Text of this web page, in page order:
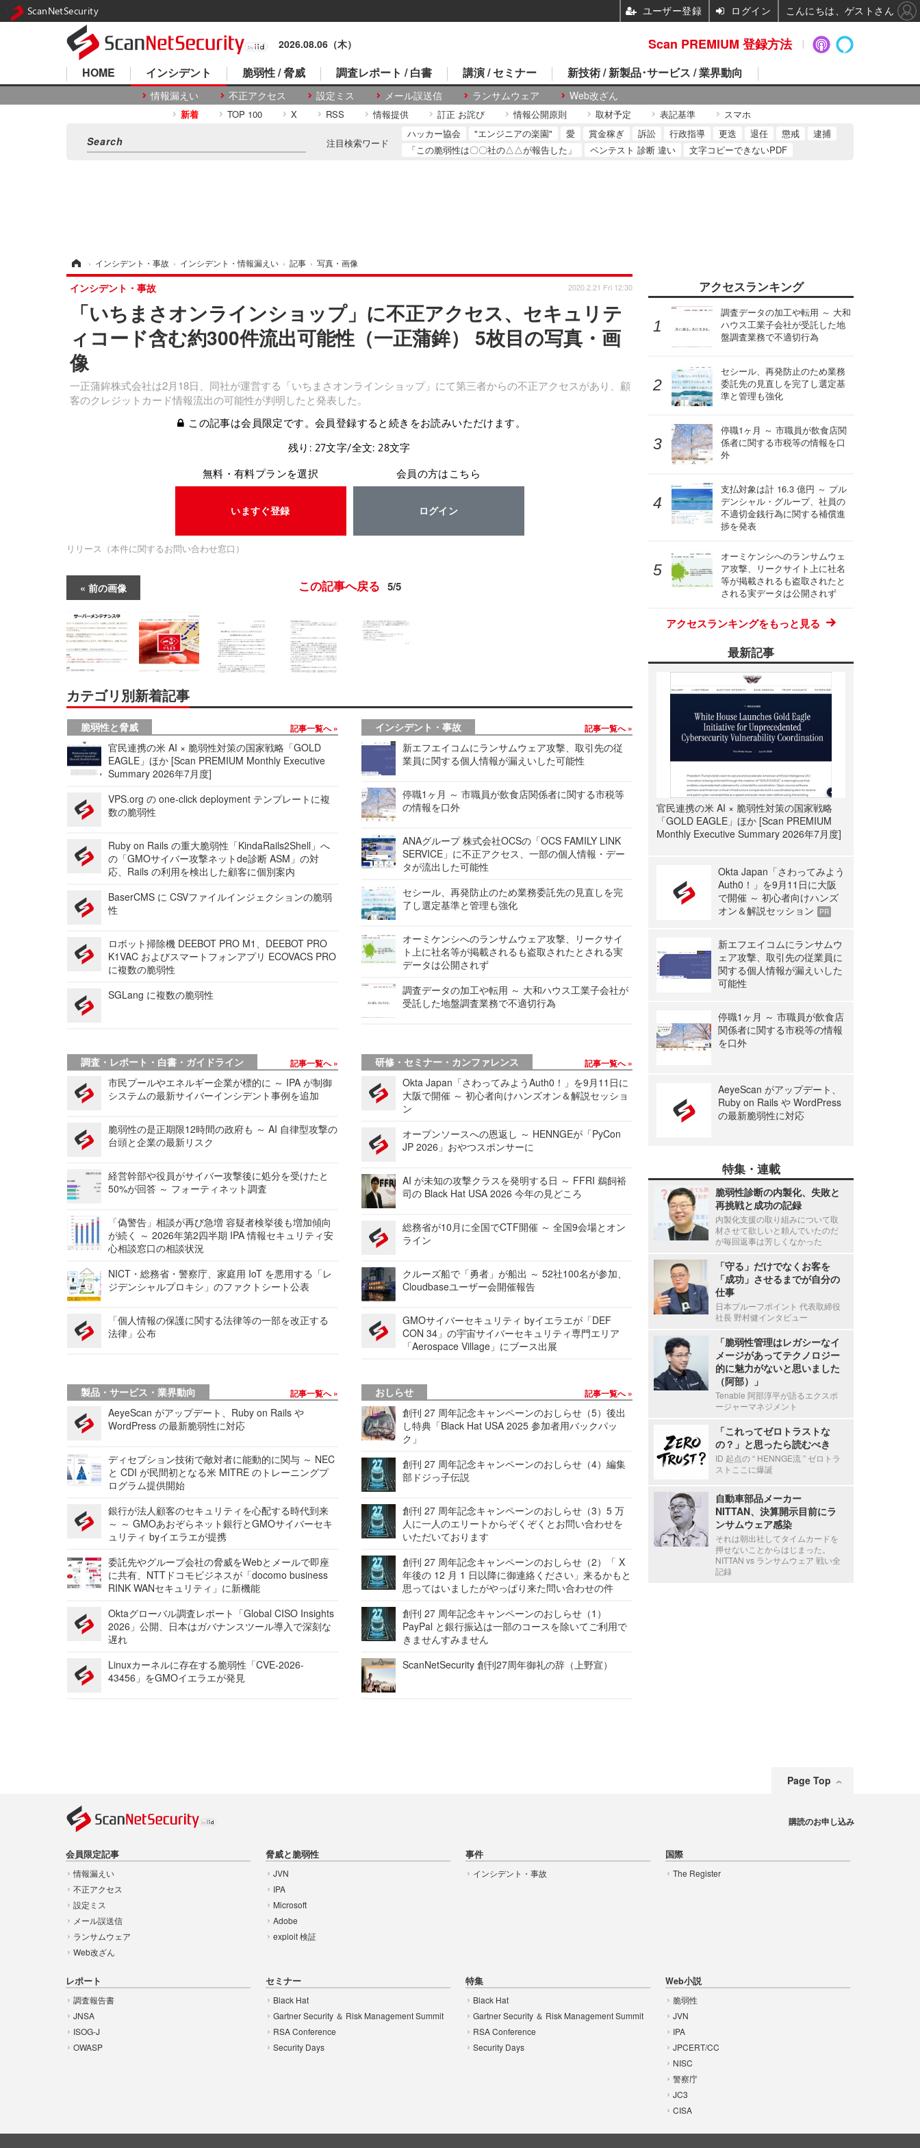
2026.08.06（木）
HOME インシデント
情報漏えい 不正アクセス 設定ミス メール誤送信 ランサムウェア Web改ざん
脆弱性 / 脅威 調査レポート / 白書 講演 / セミナー 新技術 / 新製品･サービス / 業界動向
新着 TOP 100 X RSS 情報提供 訂正 お詫び 情報公開原則 取材予定 表記基準 スマホ
注目検索ワード
ハッカー協会 "エンジニアの楽園" 愛 賞金稼ぎ 訴訟 行政指導 更迭 退任 懲戒
逮捕
「この脆弱性は〇〇社の△△が報告した」
ペンテスト 診断 違い 文字コピーできないPDF
› インシデント・事故 › インシデント・情報漏えい › 記事 › 写真・画像
「いちまさオンラインショップ」に不正アクセス、セキュリテ
ィコード含む約300件流出可能性（一正蒲鉾） 5枚目の写真・画
像
一正蒲鉾株式会社は2月18日、同社が運営する「いちまさオンラインショップ」にて第三者からの不正アクセスがあり、顧
客のクレジットカード情報流出の可能性が判明したと発表した。
インシデント・事故 2020.2.21 Fri 12:30
この記事は会員限定です。会員登録すると続きをお読みいただけます。
残り: 27文字/全文: 28文字
無料・有料プランを選択
いますぐ登録
会員の方はこちら
ログイン
リリース（本件に関するお問い合わせ窓口）
前の画像 この記事へ戻る 5/5
カテゴリ別新着記事
脆弱性と脅威 記事一覧へ
官民連携の米 AI × 脆弱性対策の国家戦略「GOLD
EAGLE」ほか [Scan PREMIUM Monthly Executive
Summary 2026年7月度]
VPS.org の one-click deployment テンプレートに複
数の脆弱性
Ruby on Rails の重大脆弱性「KindaRails2Shell」へ
の「GMOサイバー攻撃ネットde診断 ASM」の対
応、Rails の利用を検出した顧客に個別案内
BaserCMS に CSVファイルインジェクションの脆弱
性
ロボット掃除機 DEEBOT PRO M1、DEEBOT PRO
K1VAC およびスマートフォンアプリ ECOVACS PRO
に複数の脆弱性
SGLang に複数の脆弱性
インシデント・事故 記事一覧へ
新エフエイコムにランサムウェア攻撃、取引先の従
業員に関する個人情報が漏えいした可能性
停職1ヶ月 ～ 市職員が飲食店関係者に関する市税等
の情報を口外
ANAグループ 株式会社OCSの「OCS FAMILY LINK
SERVICE」に不正アクセス、一部の個人情報・デー
タが流出した可能性
セシール、再発防止のため業務委託先の見直しを完
了し選定基準と管理も強化
オーミケンシへのランサムウェア攻撃、リークサイ
ト上に社名等が掲載されるも盗取されたとされる実
データは公開されず
調査データの加工や転用 ～ 大和ハウス工業子会社が
受託した地盤調査業務で不適切行為
調査・レポート・白書・ガイドライン 記事一覧へ
市民プールやエネルギー企業が標的に ～ IPA が制御
システムの最新サイバーインシデント事例を追加
脆弱性の是正期限12時間の政府も ～ AI 自律型攻撃の
台頭と企業の最新リスク
経営幹部や役員がサイバー攻撃後に処分を受けたと
50%が回答 ～ フォーティネット調査
「偽警告」相談が再び急増 容疑者検挙後も増加傾向
が続く ～ 2026年第2四半期 IPA 情報セキュリティ安
心相談窓口の相談状況
NICT・総務省・警察庁、家庭用 IoT を悪用する「レ
ジデンシャルプロキシ」のファクトシート公表
「個人情報の保護に関する法律等の一部を改正する
法律」公布
研修・セミナー・カンファレンス 記事一覧へ
Okta Japan「さわってみようAuth0！」を9月11日に
大阪で開催 ～ 初心者向けハンズオン＆解説セッショ
ン
オープンソースへの恩返し ～ HENNGEが「PyCon
JP 2026」おやつスポンサーに
AI が未知の攻撃クラスを発明する日 ～ FFRI 鵜飼裕
司の Black Hat USA 2026 今年の見どころ
総務省が10月に全国でCTF開催 ～ 全国9会場とオン
ライン
クルーズ船で「勇者」が船出 ～ 52社100名が参加、
Cloudbaseユーザー会開催報告
GMOサイバーセキュリティ byイエラエが「DEF
CON 34」の宇宙サイバーセキュリティ専門エリア
「Aerospace Village」にブース出展
製品・サービス・業界動向 記事一覧へ
AeyeScan がアップデート、Ruby on Rails や
WordPress の最新脆弱性に対応
ディセプション技術で敵対者に能動的に関与 ～ NEC
と CDI が民間初となる米 MITRE のトレーニングプ
ログラム提供開始
銀行が法人顧客のセキュリティを心配する時代到来
～ ～ GMOあおぞらネット銀行とGMOサイバーセキ
ュリティ byイエラエが提携
委託先やグループ会社の脅威をWebとメールで即座
に共有、NTTドコモビジネスが「docomo business
RINK WANセキュリティ」に新機能
Oktaグローバル調査レポート「Global CISO Insights
2026」公開、日本はガバナンスツール導入で深刻な
遅れ
Linuxカーネルに存在する脆弱性「CVE-2026-
43456」をGMOイエラエが発見
おしらせ 記事一覧へ
創刊 27 周年記念キャンペーンのおしらせ（5）後出
し特典「Black Hat USA 2025 参加者用バックパッ
ク」
創刊 27 周年記念キャンペーンのおしらせ（4）編集
部ドジっ子伝説
創刊 27 周年記念キャンペーンのおしらせ（3）5 万
人に一人のエリートからぞくぞくとお問い合わせを
いただいております
創刊 27 周年記念キャンペーンのおしらせ（2）「 X
年後の 12 月 1 日以降に御連絡ください」来るかもと
思ってはいましたがやっぱり来た問い合わせの件
創刊 27 周年記念キャンペーンのおしらせ（1）
PayPal と銀行振込は一部のコースを除いてご利用で
きませんすみません
ScanNetSecurity 創刊27周年御礼の辞（上野宣）
アクセスランキング
調査データの加工や転用 ～ 大和
ハウス工業子会社が受託した地
盤調査業務で不適切行為
セシール、再発防止のため業務
委託先の見直しを完了し選定基
準と管理も強化
停職1ヶ月 ～ 市職員が飲食店関
係者に関する市税等の情報を口
外
支払対象は計 16.3 億円 ～ プル
デンシャル・グループ、社員の
不適切金銭行為に関する補償進
捗を発表
オーミケンシへのランサムウェ
ア攻撃、リークサイト上に社名
等が掲載されるも盗取されたと
される実データは公開されず
アクセスランキングをもっと見る
最新記事
官民連携の米 AI × 脆弱性対策の国家戦略
「GOLD EAGLE」ほか [Scan PREMIUM
Monthly Executive Summary 2026年7月度]
Okta Japan「さわってみよう
Auth0！」を9月11日に大阪
で開催 ～ 初心者向けハンズ
オン＆解説セッション
PR
新エフエイコムにランサムウ
ェア攻撃、取引先の従業員に
関する個人情報が漏えいした
可能性
停職1ヶ月 ～ 市職員が飲食店
関係者に関する市税等の情報
を口外
AeyeScan がアップデート、
Ruby on Rails や WordPress
の最新脆弱性に対応
特集・連載
脆弱性診断の内製化、失敗と
再挑戦と成功の記録
内製化支援の取り組みについて取
材させて欲しいと頼んでいたのだ
が毎回返事は芳しくなかった
「守る」だけでなくお客を
「成功」させるまでが自分の
仕事
日本プルーフポイント 代表取締役
社長 野村健インタビュー
「脆弱性管理はレガシーなイ
メージがあってテクノロジー
的に魅力がないと思いました
（阿部）」
Tenable 阿部淳平が語るエクスポ
ージャーマネジメント
「これってゼロトラストな
の？」と思ったら読むべき
ID 起点の “ HENNGE流 ” ゼロトラ
ストここに爆誕
自動車部品メーカー
NITTAN、決算開示目前にラ
ンサムウェア感染
それは朝出社してタイムカードを
押せないことからはじまった。
NITTAN vs ランサムウェア 戦い全
記録
Page Top
会員限定記事
情報漏えい
不正アクセス
設定ミス
メール誤送信
ランサムウェア
Web改ざん
脅威と脆弱性
JVN
IPA
Microsoft
Adobe
exploit 検証
事件
インシデント・事故
国際
The Register
レポート
調査報告書
JNSA
ISOG-J
OWASP
セミナー
Black Hat
Gartner Security ＆ Risk Management Summit
RSA Conference
Security Days
特集
Black Hat
Gartner Security ＆ Risk Management Summit
RSA Conference
Security Days
Web小説
脆弱性
JVN
IPA
JPCERT/CC
NISC
警察庁
JC3
CISA
購読のお申し込み
Scan PREMIUM 登録方法
ScanNetSecurity ユーザー登録 ログイン こんにちは、ゲストさん